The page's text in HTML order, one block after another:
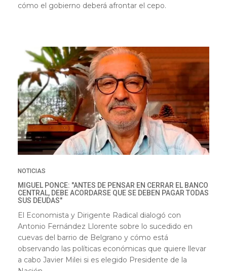
cómo el gobierno deberá afrontar el cepo.
NOTICIAS
MIGUEL PONCE: "ANTES DE PENSAR EN CERRAR EL BANCO
CENTRAL, DEBE ACORDARSE QUE SE DEBEN PAGAR TODAS
SUS DEUDAS"
El Economista y Dirigente Radical dialogó con
Antonio Fernández Llorente sobre lo sucedido en
cuevas del barrio de Belgrano y cómo está
observando las políticas económicas que quiere llevar
a cabo Javier Milei si es elegido Presidente de la